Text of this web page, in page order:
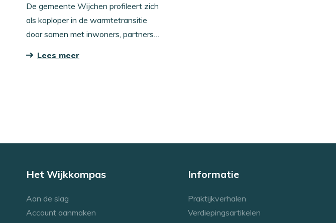
De gemeente Wijchen profileert zich
als koploper in de warmtetransitie
door samen met inwoners, partners
Warmteplan o...
Lees meer
Het Wijkkompas
Aan de slag
Account aanmaken
Informatie
Praktijkverhalen
Verdiepingsartikelen